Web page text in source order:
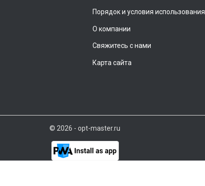
Порядок и условия использования
О компании
Свяжитесь с нами
Карта сайта
© 2026 - opt-master.ru